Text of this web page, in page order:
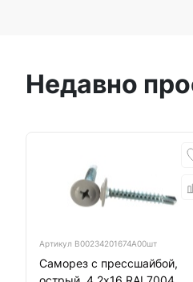
Недавно
Артикул B00234201674A00шт
Саморез с прессшайбой,